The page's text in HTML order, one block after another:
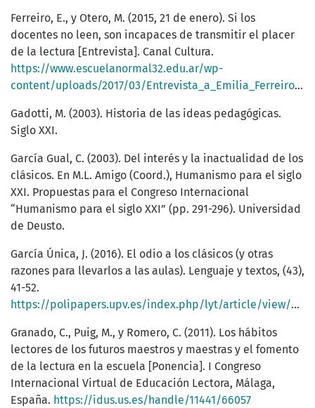
Ferreiro, E., y Otero, M. (2015, 21 de enero). Si los
docentes no leen, son incapaces de transmitir el placer
de la lectura [Entrevista]. Canal Cultura.
https://www.escuelanormal32.edu.ar/wp-
content/uploads/2017/03/Entrevista_a_Emilia_Ferreiro.pdf
Gadotti, M. (2003). Historia de las ideas pedagógicas.
Siglo XXI.
García Gual, C. (2003). Del interés y la inactualidad de los
clásicos. En M.L. Amigo (Coord.), Humanismo para el siglo
XXI. Propuestas para el Congreso Internacional
“Humanismo para el siglo XXI” (pp. 291-296). Universidad
de Deusto.
García Única, J. (2016). El odio a los clásicos (y otras
razones para llevarlos a las aulas). Lenguaje y textos, (43),
41-52.
https://polipapers.upv.es/index.php/lyt/article/view/5822/6372
Granado, C., Puig, M., y Romero, C. (2011). Los hábitos
lectores de los futuros maestros y maestras y el fomento
de la lectura en la escuela [Ponencia]. I Congreso
Internacional Virtual de Educación Lectora, Málaga,
España. https://idus.us.es/handle/11441/66057